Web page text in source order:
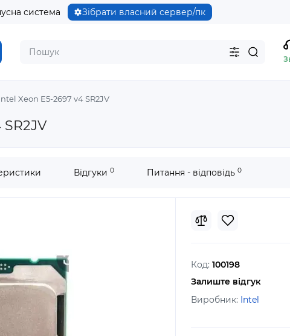
система Зібрати власний сервер/пк
Xeon E5-2697 v4 SR2JV
Відгуки 0 Питання - відповідь 0
Код: 100198
Залиште відгук
Виробник: Intel